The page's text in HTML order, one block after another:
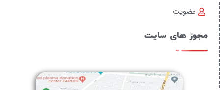
عضویت
مجوز های سایت